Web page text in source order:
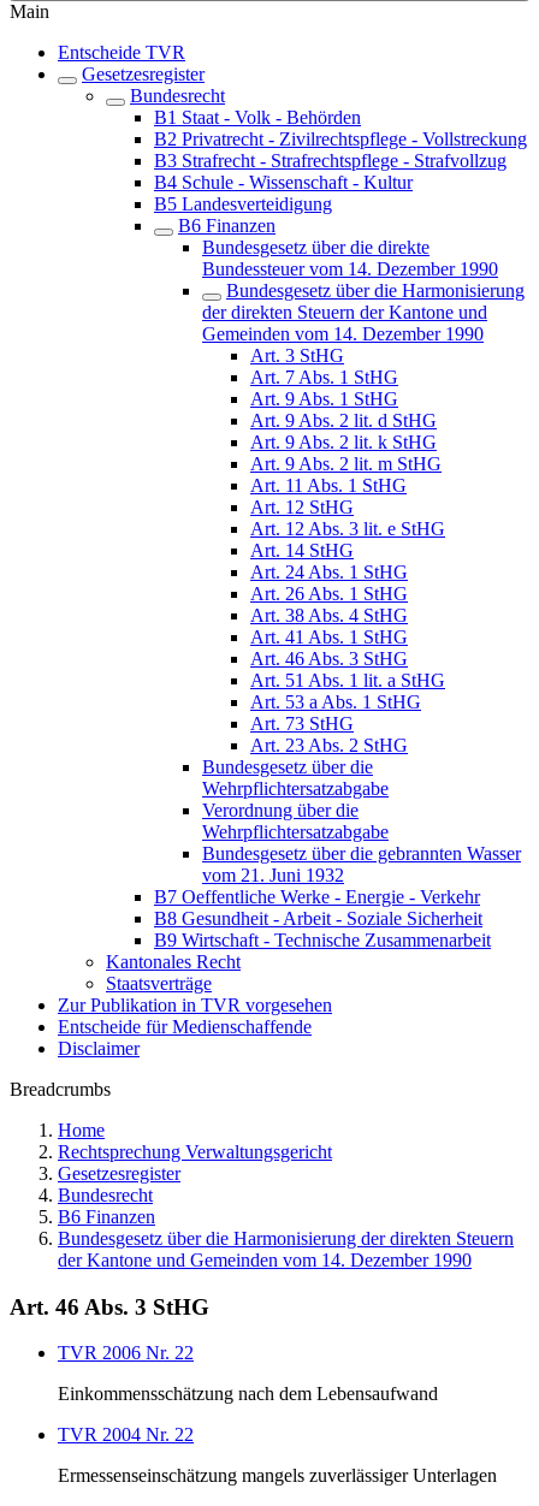
Main
Entscheide TVR
Gesetzesregister
Bundesrecht
B1 Staat - Volk - Behörden
B2 Privatrecht - Zivilrechtspflege - Vollstreckung
B3 Strafrecht - Strafrechtspflege - Strafvollzug
B4 Schule - Wissenschaft - Kultur
B5 Landesverteidigung
B6 Finanzen
Bundesgesetz über die direkte
Bundessteuer vom 14. Dezember 1990
Bundesgesetz über die Harmonisierung
der direkten Steuern der Kantone und
Gemeinden vom 14. Dezember 1990
Art. 3 StHG
Art. 7 Abs. 1 StHG
Art. 9 Abs. 1 StHG
Art. 9 Abs. 2 lit. d StHG
Art. 9 Abs. 2 lit. k StHG
Art. 9 Abs. 2 lit. m StHG
Art. 11 Abs. 1 StHG
Art. 12 StHG
Art. 12 Abs. 3 lit. e StHG
Art. 14 StHG
Art. 24 Abs. 1 StHG
Art. 26 Abs. 1 StHG
Art. 38 Abs. 4 StHG
Art. 41 Abs. 1 StHG
Art. 46 Abs. 3 StHG
Art. 51 Abs. 1 lit. a StHG
Art. 53 a Abs. 1 StHG
Art. 73 StHG
Art. 23 Abs. 2 StHG
Bundesgesetz über die
Wehrpflichtersatzabgabe
Verordnung über die
Wehrpflichtersatzabgabe
Bundesgesetz über die gebrannten Wasser
vom 21. Juni 1932
B7 Oeffentliche Werke - Energie - Verkehr
B8 Gesundheit - Arbeit - Soziale Sicherheit
B9 Wirtschaft - Technische Zusammenarbeit
Kantonales Recht
Staatsverträge
Zur Publikation in TVR vorgesehen
Entscheide für Medienschaffende
Disclaimer
Breadcrumbs
Home
Rechtsprechung Verwaltungsgericht
Gesetzesregister
Bundesrecht
B6 Finanzen
Bundesgesetz über die Harmonisierung der direkten Steuern
der Kantone und Gemeinden vom 14. Dezember 1990
Art. 46 Abs. 3 StHG
TVR 2006 Nr. 22
Einkommensschätzung nach dem Lebensaufwand
TVR 2004 Nr. 22
Ermessenseinschätzung mangels zuverlässiger Unterlagen